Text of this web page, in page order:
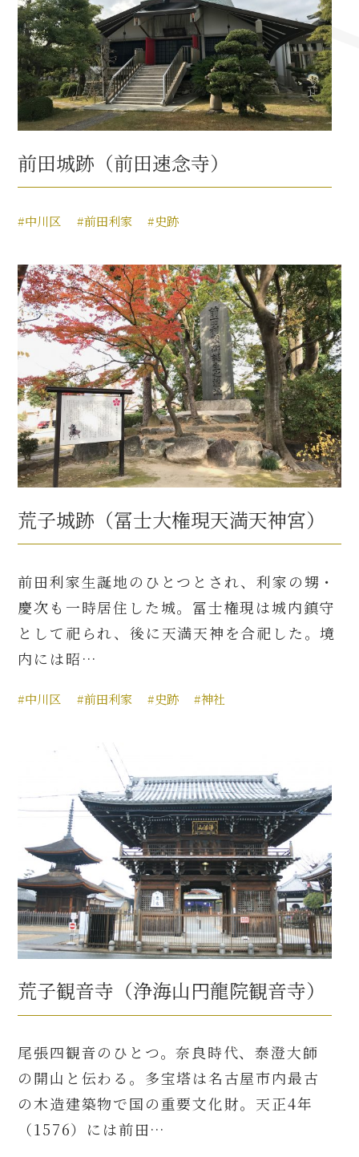
前田城跡（前田速念寺）
#中川区 #前田利家 #史跡
荒子城跡（冨士大権現天満天神宮）
前田利家生誕地のひとつとされ、利家の甥・
慶次も一時居住した城。冨士権現は城内鎮守
として祀られ、後に天満天神を合祀した。境
内には昭…
#中川区 #前田利家 #史跡 #神社
荒子観音寺（浄海山円龍院観音寺）
尾張四観音のひとつ。奈良時代、泰澄大師
の開山と伝わる。多宝塔は名古屋市内最古
の木造建築物で国の重要文化財。天正4年
（1576）には前田…